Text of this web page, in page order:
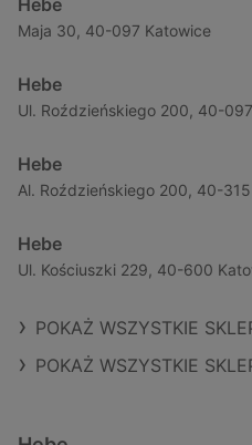
Hebe
Maja 30, 40-097 Katowice
Hebe
Ul. Roździeńskiego 200, 40-
Hebe
Al. Roździeńskiego 200, 40-
Hebe
Ul. Kościuszki 229, 40-600
POKAŻ WSZYSTKIE
POKAŻ WSZYSTKIE